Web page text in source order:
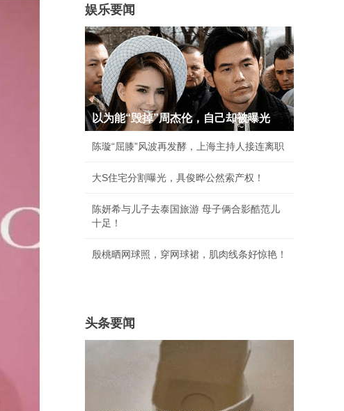
娱乐要闻
以为能“毁掉”周杰伦，自己却被曝光
陈璇“屈膝”风波再发酵，上海主持人接连离职
大S住宅分割曝光，具俊晔公然索产权！
陈妍希与儿子去泰国旅游 母子俩合影酷范儿
十足！
殷桃晒网球照，穿网球裙，肌肉线条好惊艳！
头条要闻